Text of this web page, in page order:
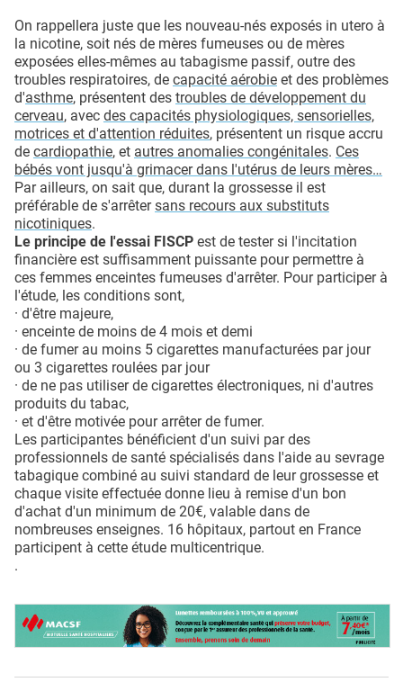
On rappellera juste que les nouveau-nés exposés in utero à
la nicotine, soit nés de mères fumeuses ou de mères
exposées elles-mêmes au tabagisme passif, outre des
troubles respiratoires, de capacité aérobie et des problèmes
d'asthme, présentent des troubles de développement du
cerveau, avec des capacités physiologiques, sensorielles,
motrices et d'attention réduites, présentent un risque accru
de cardiopathie, et autres anomalies congénitales. Ces
bébés vont jusqu'à grimacer dans l'utérus de leurs mères…
Par ailleurs, on sait que, durant la grossesse il est
préférable de s'arrêtersans recours aux substituts
nicotiniques.
Le principe de l'essai FISCP est de tester si l'incitation
financière est suffisamment puissante pour permettre à
ces femmes enceintes fumeuses d'arrêter. Pour participer à
l'étude, les conditions sont,
· d'être majeure,
· enceinte de moins de 4 mois et demi
· de fumer au moins 5 cigarettes manufacturées par jour
ou 3 cigarettes roulées par jour
· de ne pas utiliser de cigarettes électroniques, ni d'autres
produits du tabac,
· et d'être motivée pour arrêter de fumer.
Les participantes bénéficient d'un suivi par des
professionnels de santé spécialisés dans l'aide au sevrage
tabagique combiné au suivi standard de leur grossesse et
chaque visite effectuée donne lieu à remise d'un bon
d'achat d'un minimum de 20€, valable dans de
nombreuses enseignes. 16 hôpitaux, partout en France
participent à cette étude multicentrique.
.